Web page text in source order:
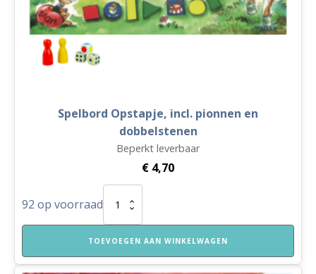
Spelbord Opstapje, incl. pionnen en
dobbelstenen
Beperkt leverbaar
€ 4,70
92 op voorraad Opstapje,
incl.
pionnen
dobbelstenen
TOEVOEGEN AAN WINKELWAGEN